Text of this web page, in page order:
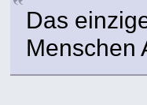
Das
Menschen